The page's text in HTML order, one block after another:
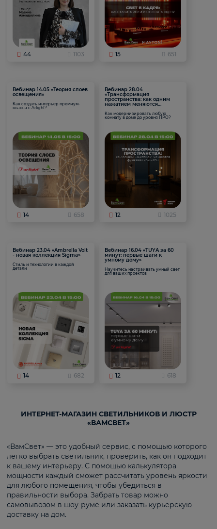
44 1103 15 651
Вебинар 14.05 «Теория слоев
освещения»
Как создать интерьер премиум-
класса с Arlight?
14 658
Вебинар 28.04
«Трансформация
пространства: как одним
нажатием меняются
Как модернизировать любую
комнату в доме до уровня ПРО?
12 1025
Вебинар 23.04 «Ambrella Volt
- новая коллекция Sigma»
Стиль и технологии в каждой
детали
14 682
Вебинар 16.04 «TUYA за 60
минут: первые шаги к
умному дому»
Научитесь настраивать умный свет
для ваших проектов
12 618
ИНТЕРНЕТ-МАГАЗИН СВЕТИЛЬНИКОВ И ЛЮСТР
«ВАМСВЕТ»
«ВамСвет» — это удобный сервис, с помощью которого
легко выбрать светильник, проверить, как он подходит
к вашему интерьеру. С помощью калькулятора
мощности каждый сможет рассчитать уровень яркости
для любого помещения, чтобы убедиться в
правильности выбора. Забрать товар можно
самовывозом в шоу-руме или заказать курьерскую
доставку на дом.